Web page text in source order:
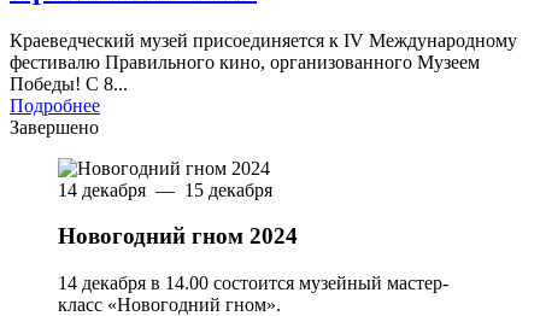
Краеведческий музей присоединяется к IV Международному
фестивалю Правильного кино, организованного Музеем
Победы! С 8...
Подробнее
Завершено
14 декабря — 15 декабря
Новогодний гном 2024
14 декабря в 14.00 состоится музейный мастер-
класс «Новогодний гном».